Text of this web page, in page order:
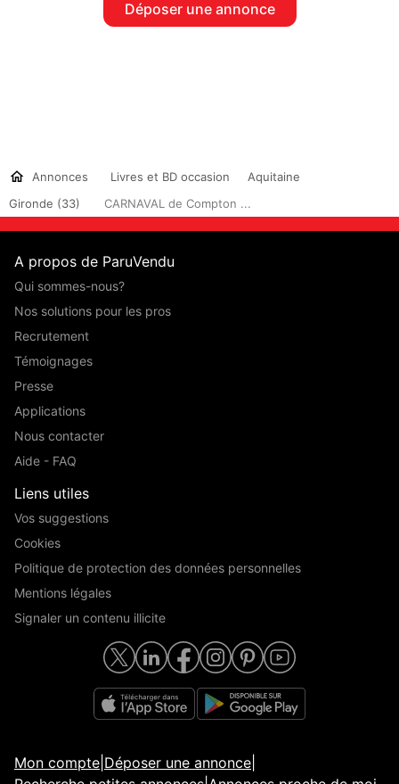
Déposer une annonce
Annonces Livres et BD occasion
Aquitaine
Gironde (33)
CARNAVAL de Compton ...
A propos de ParuVendu
Qui sommes-nous?
Nos solutions pour les pros
Recrutement
Témoignages
Presse
Applications
Nous contacter
Aide - FAQ
Liens utiles
Vos suggestions
Cookies
Politique de protection des données personnelles
Mentions légales
Signaler un contenu illicite
Mon compte Déposer une annonce